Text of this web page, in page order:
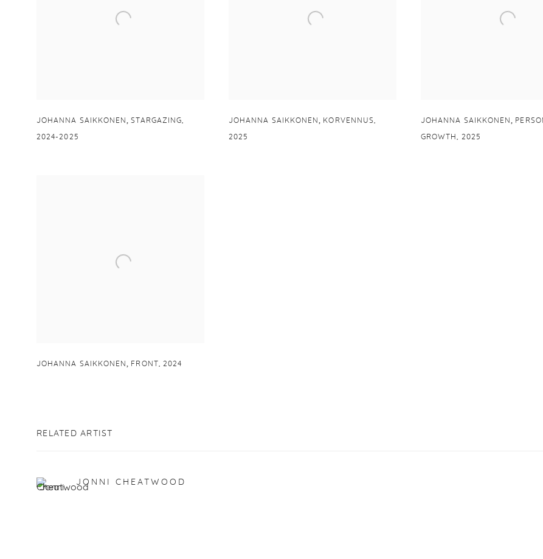
JOHANNA SAIKKONEN ,STARGAZING
2024-2025
JOHANNA SAIKKONEN , KORVENNUS
2025
JOHANNA SAIKKONEN ,
GROWTH 2025
JOHANNA SAIKKONEN , FRONT 2024
RELATED ARTIST
JONNI CHEATWOOD